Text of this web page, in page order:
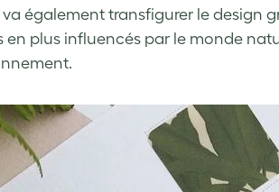
également transfigurer le design
en plus influencés par le monde